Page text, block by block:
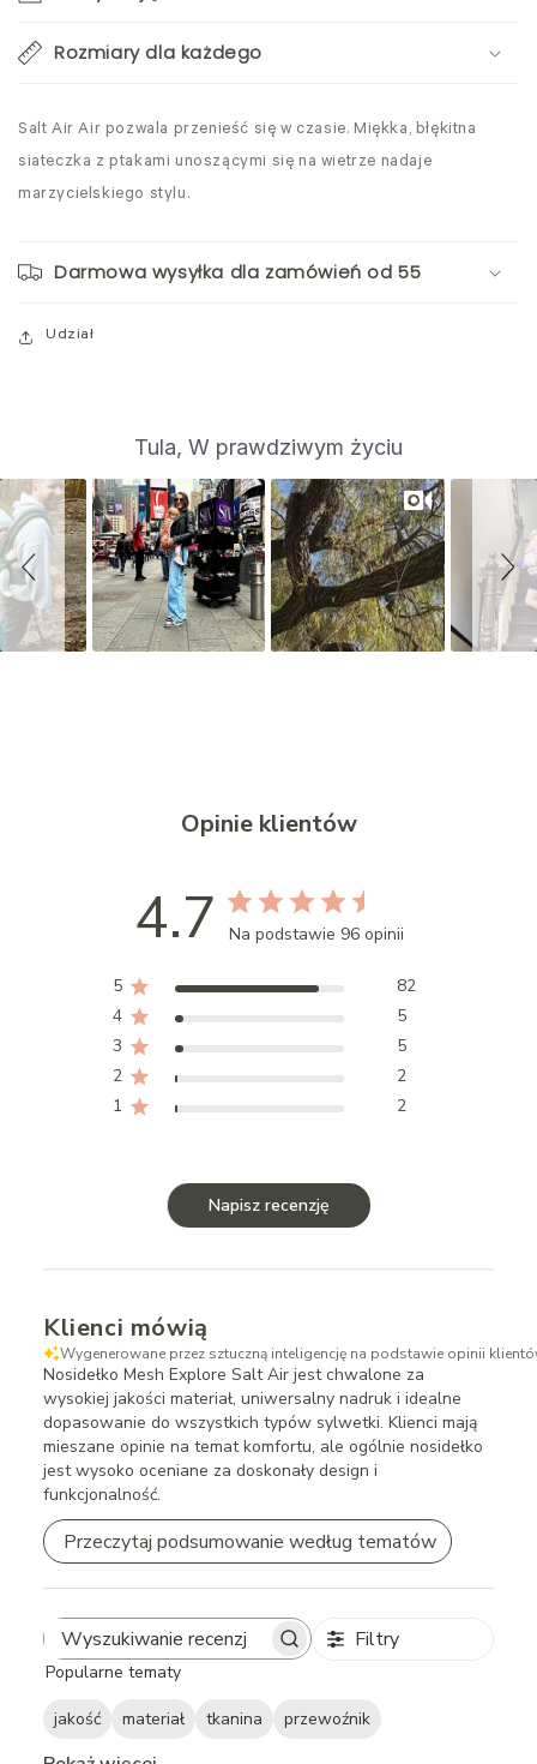
Rozmiary dla każdego
Salt Air Air pozwala przenieść się w czasie. Miękka, błękitna
siateczka z ptakami unoszącymi się na wietrze nadaje
marzycielskiego stylu.
Darmowa wysyłka dla zamówień od 55
Udział
d
e
s
h
o
w
Tula, W prawdziwym życiu
Opinie klientów
4.7 Na podstawie 96 opinii
5
82
4
5
3
5
2
2
1
2
Napisz recenzję
Klienci mówią
Wygenerowane przez sztuczną inteligencję na podstawie opinii
Nosidełko Mesh Explore Salt Air jest chwalone za
wysokiej jakości materiał, uniwersalny nadruk i idealne
dopasowanie do wszystkich typów sylwetki. Klienci mają
mieszane opinie na temat komfortu, ale ogólnie nosidełko
jest wysoko oceniane za doskonały design i
funkcjonalność.
Przeczytaj podsumowanie według tematów
Search
reviews
Filtry
Popularne tematy
jakość materiał tkanina przewoźnik